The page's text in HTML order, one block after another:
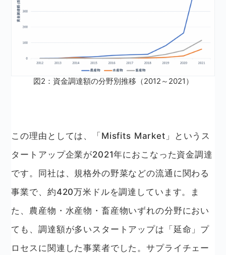
図2：資金調達額の分野別推移（2012～2021）
この理由としては、「Misfits Market」というス
タートアップ企業が2021年におこなった資金調達
です。同社は、規格外の野菜などの流通に関わる
事業で、約420万米ドルを調達しています。ま
た、農産物・水産物・畜産物いずれの分野におい
ても、調達額が多いスタートアップは「延命」プ
ロセスに関連した事業者でした。サプライチェー